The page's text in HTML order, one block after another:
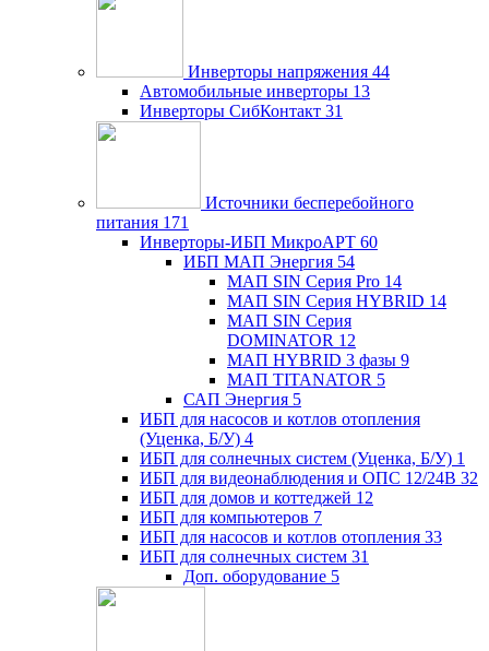
Инверторы напряжения 44
Автомобильные инверторы 13
Инверторы СибКонтакт 31
Источники бесперебойного
питания 171
Инверторы-ИБП МикроАРТ 60
ИБП МАП Энергия 54
МАП SIN Серия Pro 14
МАП SIN Серия HYBRID 14
МАП SIN Серия
DOMINATOR 12
МАП HYBRID 3 фазы 9
МАП TITANATOR 5
САП Энергия 5
ИБП для насосов и котлов отопления
(Уценка, Б/У) 4
ИБП для солнечных систем (Уценка, Б/У) 1
ИБП для видеонаблюдения и ОПС 12/24В 32
ИБП для домов и коттеджей 12
ИБП для компьютеров 7
ИБП для насосов и котлов отопления 33
ИБП для солнечных систем 31
Доп. оборудование 5